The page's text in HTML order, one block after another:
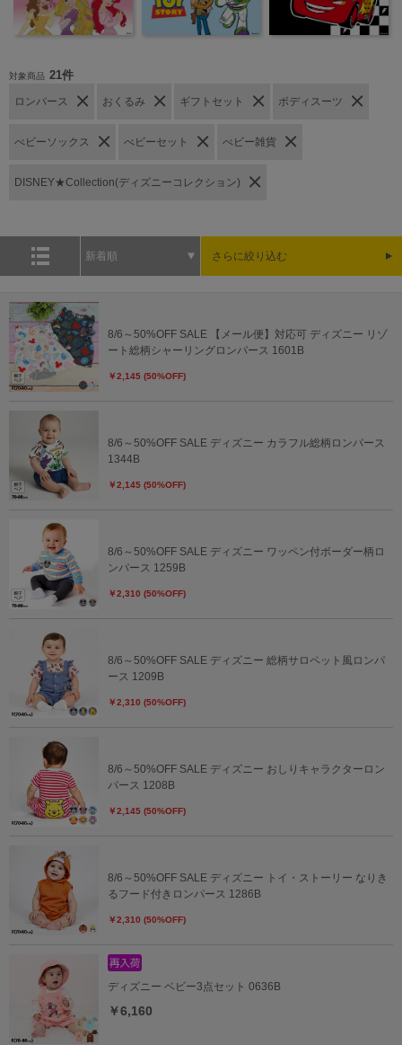
対象商品 21件
ロンパース おくるみ ギフトセット ボディスーツ
べビーソックス べビーセット べビー雑貨
DISNEY★Collection(ディズニーコレクション)
新着順 さらに絞り込む
8/6～50%OFF SALE 【メール便】対応可 ディズニー リゾ
ート総柄シャーリングロンパース 1601B
￥2,145 (50%OFF)
8/6～50%OFF SALE ディズニー カラフル総柄ロンパース
1344B
￥2,145 (50%OFF)
8/6～50%OFF SALE ディズニー ワッペン付ボーダー柄ロ
ンパース 1259B
￥2,310 (50%OFF)
8/6～50%OFF SALE ディズニー 総柄サロペット風ロンパ
ース 1209B
￥2,310 (50%OFF)
8/6～50%OFF SALE ディズニー おしりキャラクターロン
パース 1208B
￥2,145 (50%OFF)
8/6～50%OFF SALE ディズニー トイ・ストーリー なりき
るフード付きロンパース 1286B
￥2,310 (50%OFF)
ディズニー ベビー3点セット 0636B
￥6,160